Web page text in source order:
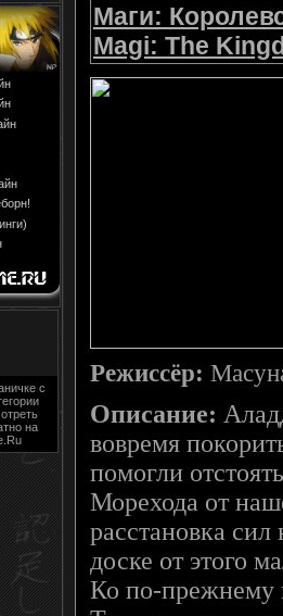
с
на
Маги:
Magi: The
Режиссёр:
Описание:
вовремя
помогли
Морехода от
расстановка
доске от этого
Ко по-прежнему